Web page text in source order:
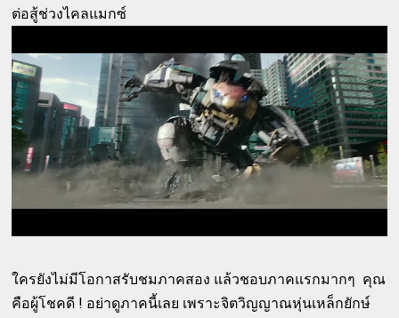
ต่อสู้ช่วงไคลแมกซ์
ใครยังไม่มีโอกาสรับชมภาคสอง แล้วชอบภาคแรกมากๆ คุณ
คือผู้โชคดี ! อย่าดูภาคนี้เลย เพราะจิตวิญญาณหุ่นเหล็กยักษ์